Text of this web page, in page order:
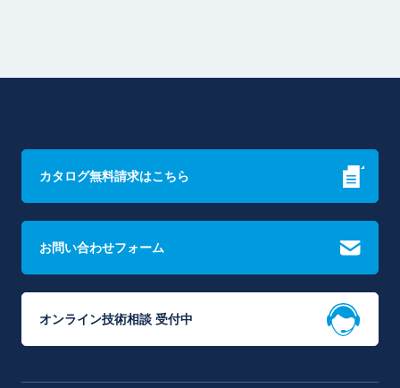
カタログ無料請求はこちら
お問い合わせフォーム
オンライン技術相談 受付中